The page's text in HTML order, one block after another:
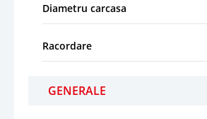
Diametru carcasa
Racordare
GENERALE